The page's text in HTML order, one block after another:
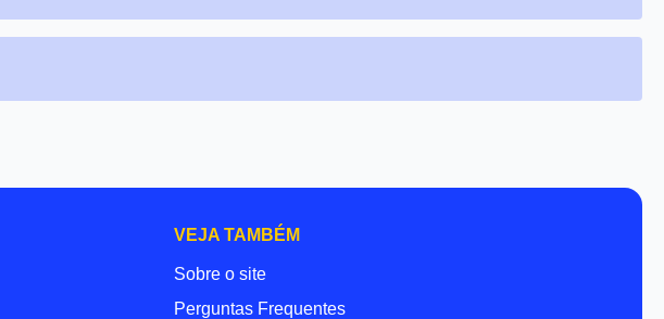
VEJA TAMBÉM
Sobre o site
Perguntas Frequentes